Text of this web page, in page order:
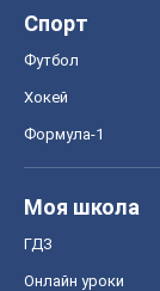
Спорт
Футбол
Хокей
Формула-1
Моя школа
ГДЗ
Онлайн уроки